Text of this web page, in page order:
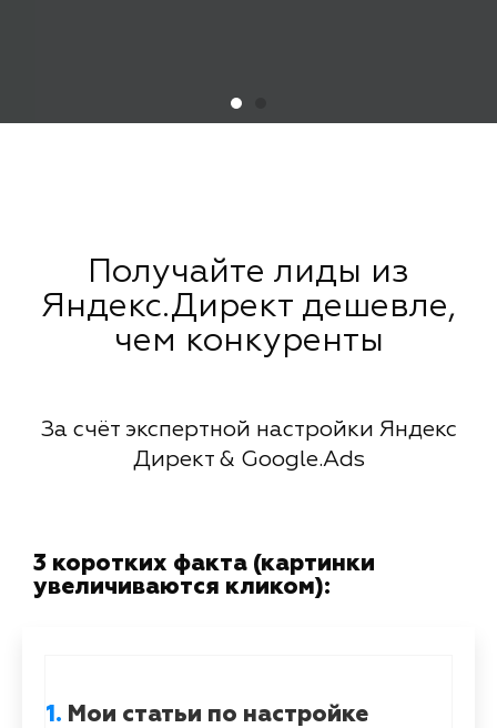
Получайте лиды из
Яндекс.Директ дешевле,
чем конкуренты
За счёт экспертной настройки Яндекс
Директ & Google.Ads
3 коротких факта (картинки
увеличиваются кликом):
1. Мои статьи по настройке